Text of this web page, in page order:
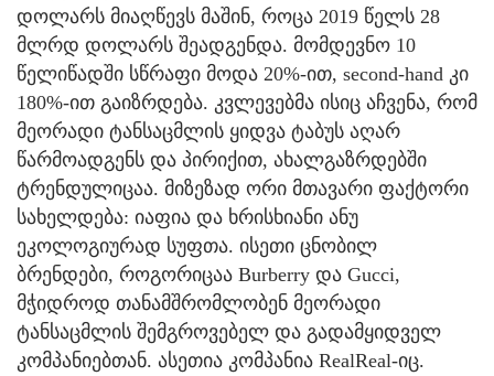
დოლარს მიაღწევს მაშინ, როცა 2019 წელს 28
მლრდ დოლარს შეადგენდა. მომდევნო 10
წელიწადში სწრაფი მოდა 20%-ით, second-hand კი
180%-ით გაიზრდება. კვლევებმა ისიც აჩვენა, რომ
მეორადი ტანსაცმლის ყიდვა ტაბუს აღარ
წარმოადგენს და პირიქით, ახალგაზრდებში
ტრენდულიცაა. მიზეზად ორი მთავარი ფაქტორი
სახელდება: იაფია და ხრისხიანი ანუ
ეკოლოგიურად სუფთა. ისეთი ცნობილ
ბრენდები, როგორიცაა Burberry და Gucci,
მჭიდროდ თანამშრომლობენ მეორადი
ტანსაცმლის შემგროვებელ და გადამყიდველ
კომპანიებთან. ასეთია კომპანია RealReal-იც.